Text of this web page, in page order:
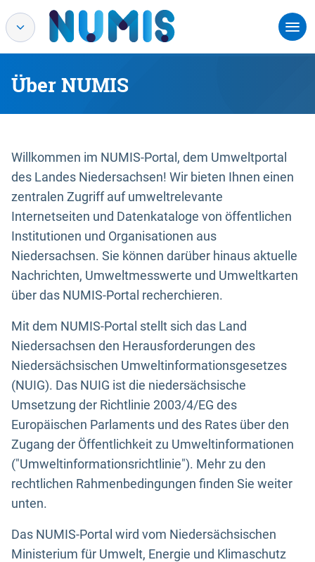
Über NUMIS
Willkommen im NUMIS-Portal, dem Umweltportal
des Landes Niedersachsen! Wir bieten Ihnen einen
zentralen Zugriff auf umweltrelevante
Internetseiten und Datenkataloge von öffentlichen
Institutionen und Organisationen aus
Niedersachsen. Sie können darüber hinaus aktuelle
Nachrichten, Umweltmesswerte und Umweltkarten
über das NUMIS-Portal recherchieren.
Mit dem NUMIS-Portal stellt sich das Land
Niedersachsen den Herausforderungen des
Niedersächsischen Umweltinformationsgesetzes
(NUIG). Das NUIG ist die niedersächsische
Umsetzung der Richtlinie 2003/4/EG des
Europäischen Parlaments und des Rates über den
Zugang der Öffentlichkeit zu Umweltinformationen
("Umweltinformationsrichtlinie"). Mehr zu den
rechtlichen Rahmenbedingungen finden Sie weiter
unten.
Das NUMIS-Portal wird vom Niedersächsischen
Ministerium für Umwelt, Energie und Klimaschutz